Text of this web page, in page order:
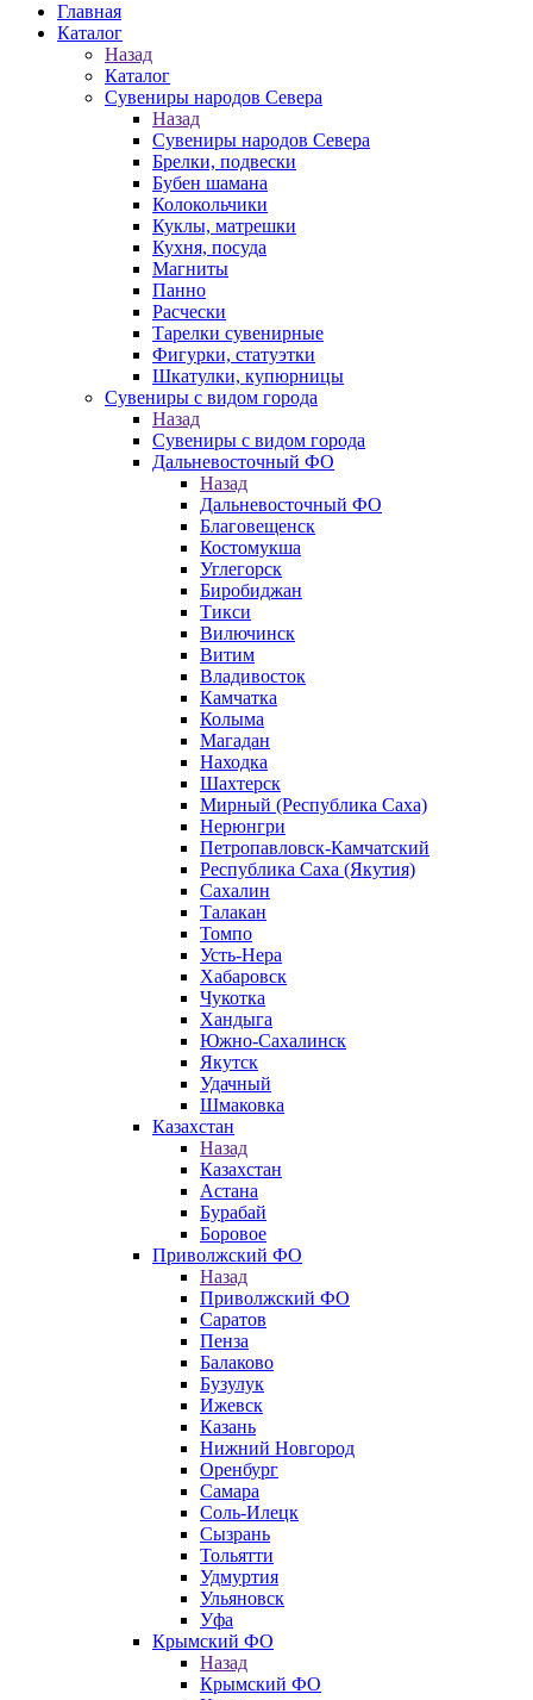
Главная
Каталог
Назад
Каталог
Сувениры народов Севера
Назад
Сувениры народов Севера
Брелки, подвески
Бубен шамана
Колокольчики
Куклы, матрешки
Кухня, посуда
Магниты
Панно
Расчески
Тарелки сувенирные
Фигурки, статуэтки
Шкатулки, купюрницы
Сувениры с видом города
Назад
Сувениры с видом города
Дальневосточный ФО
Назад
Дальневосточный ФО
Благовещенск
Костомукша
Углегорск
Биробиджан
Тикси
Вилючинск
Витим
Владивосток
Камчатка
Колыма
Магадан
Находка
Шахтерск
Мирный (Республика Саха)
Нерюнгри
Петропавловск-Камчатский
Республика Саха (Якутия)
Сахалин
Талакан
Томпо
Усть-Нера
Хабаровск
Чукотка
Хандыга
Южно-Сахалинск
Якутск
Удачный
Шмаковка
Казахстан
Назад
Казахстан
Астана
Бурабай
Боровое
Приволжский ФО
Назад
Приволжский ФО
Саратов
Пенза
Балаково
Бузулук
Ижевск
Казань
Нижний Новгород
Оренбург
Самара
Соль-Илецк
Сызрань
Тольятти
Удмуртия
Ульяновск
Уфа
Крымский ФО
Назад
Крымский ФО